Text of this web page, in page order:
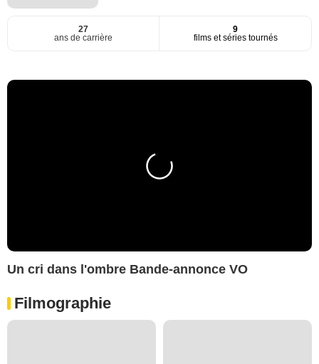
27
ans de carrière
9
films et séries tournés
Un cri dans l'ombre Bande-annonce VO
Filmographie